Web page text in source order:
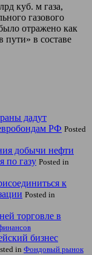
куб. м газа,
газового
отражено как
пути» в составе
дадут
РФ Posted
добычи нефти
по газу Posted in
к
Posted in
торговле в
бизнес
in Фондовый рынок